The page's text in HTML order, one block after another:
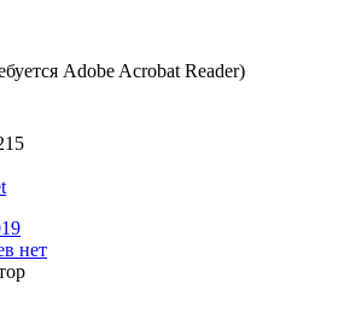
Adobe Acrobat Reader)
нет